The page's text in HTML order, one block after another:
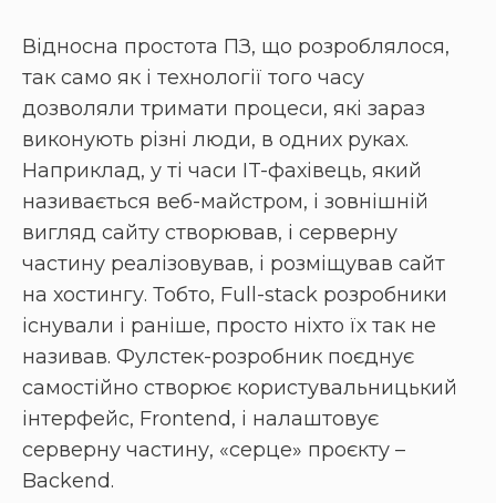
Відносна простота ПЗ, що розроблялося,
так само як і технології того часу
дозволяли тримати процеси, які зараз
виконують різні люди, в одних руках.
Наприклад, у ті часи IT-фахівець, який
називається веб-майстром, і зовнішній
вигляд сайту створював, і серверну
частину реалізовував, і розміщував сайт
на хостингу. Тобто, Full-stack розробники
існували і раніше, просто ніхто їх так не
називав. Фулстек-розробник поєднує
самостійно створює користувальницький
інтерфейс, Frontend, і налаштовує
серверну частину, «серце» проєкту –
Backend.